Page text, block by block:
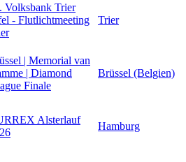
Volksbank Trier
- Flutlichtmeeting
Trier
| Memorial van
| Diamond
Finale
Brüssel (Belgien)
Alsterlauf
Hamburg